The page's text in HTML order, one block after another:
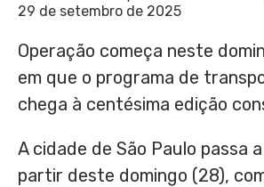
29 de setembro de 2025
Operação começa neste
em que o programa de
chega à centésima edição
A cidade de São Paulo passa
partir deste domingo (28),